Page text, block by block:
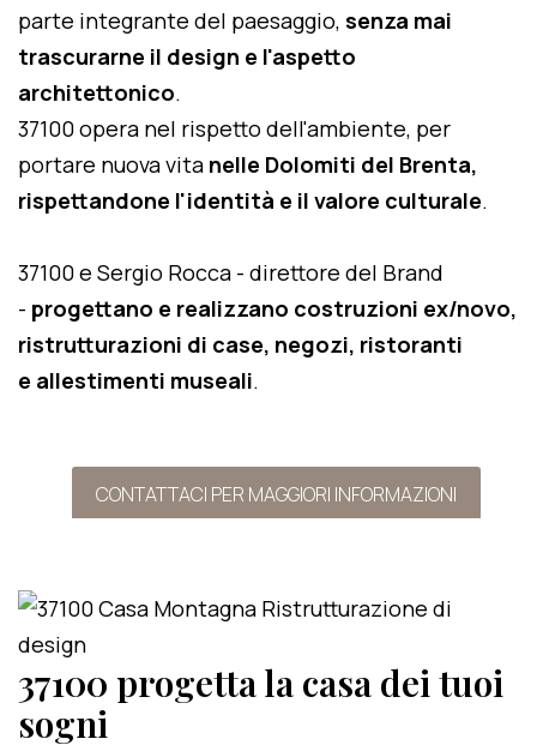
parte integrante del paesaggio, senza mai
trascurarne il design e l'aspetto
architettonico.
37100 opera nel rispetto dell'ambiente, per
portare nuova vita nelle Dolomiti del Brenta,
rispettandone l'identità e il valore culturale.
37100 e Sergio Rocca - direttore del Brand
- progettano e realizzano costruzioni ex/novo,
ristrutturazioni di case, negozi, ristoranti
e allestimenti museali.
CONTATTACI PER MAGGIORI INFORMAZIONI
37100 progetta la casa dei tuoi
sogni